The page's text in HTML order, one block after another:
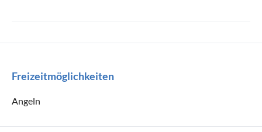
Freizeitmöglichkeiten
Angeln